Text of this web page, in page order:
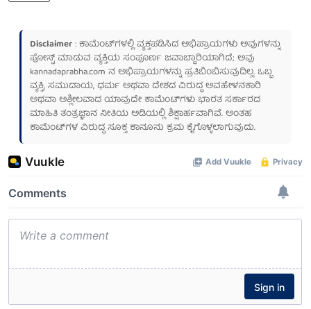
Disclaimer: ಕಾಮೆಂಟ್‌ಗಳಲ್ಲಿ ವ್ಯಕ್ತಪಡಿಸಿದ ಅಭಿಪ್ರಾಯಗಳು ಅವುಗಳನ್ನು
ಪೋಸ್ಟ್ ಮಾಡುವ ವ್ಯಕ್ತಿಯ ಸಂಪೂರ್ಣ ಜವಾಬ್ದಾರಿಯಾಗಿದೆ; ಅವು
kannadaprabha.com ನ ಅಭಿಪ್ರಾಯಗಳನ್ನು ಪ್ರತಿಬಿಂಬಿಸುವುದಿಲ್ಲ. ಒಬ್ಬ
ವ್ಯಕ್ತಿ, ಸಮುದಾಯ, ಧರ್ಮ ಅಥವಾ ದೇಶದ ವಿರುದ್ಧ ಅವಹೇಳನಕಾರಿ
ಅಥವಾ ಅಶ್ಲೀಲವಾದ ಯಾವುದೇ ಕಾಮೆಂಟ್‌ಗಳು ಭಾರತ ಸರ್ಕಾರದ
ಮಾಹಿತಿ ತಂತ್ರಜ್ಞಾನ ನೀತಿಯ ಅಡಿಯಲ್ಲಿ ಶಿಕ್ಷಾರ್ಹವಾಗಿವೆ. ಅಂತಹ
ಕಾಮೆಂಟ್‌ಗಳ ವಿರುದ್ಧ ಸೂಕ್ತ ಕಾನೂನು ಕ್ರಮ ಕೈಗೊಳ್ಳಲಾಗುವುದು.